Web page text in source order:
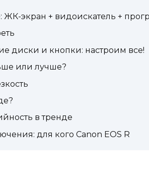
ЖК-экран + видоискатель +
диски и кнопки: настроим все!
или лучше?
в тренде
для кого Canon EOS R